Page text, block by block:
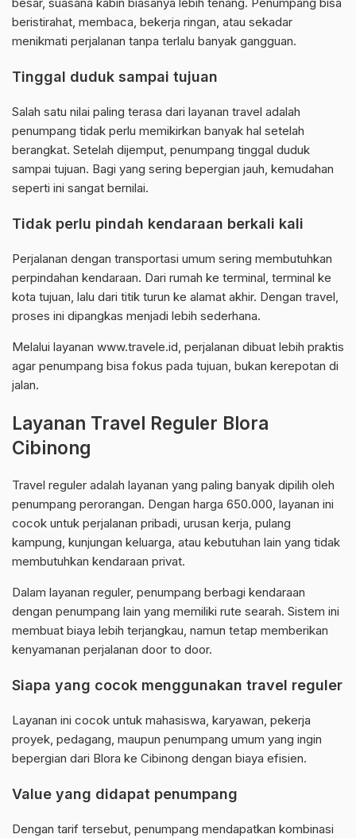
besar, suasana kabin biasanya lebih tenang. Penumpang bisa
beristirahat, membaca, bekerja ringan, atau sekadar
menikmati perjalanan tanpa terlalu banyak gangguan.
Tinggal duduk sampai tujuan
Salah satu nilai paling terasa dari layanan travel adalah
penumpang tidak perlu memikirkan banyak hal setelah
berangkat. Setelah dijemput, penumpang tinggal duduk
sampai tujuan. Bagi yang sering bepergian jauh, kemudahan
seperti ini sangat bernilai.
Tidak perlu pindah kendaraan berkali kali
Perjalanan dengan transportasi umum sering membutuhkan
perpindahan kendaraan. Dari rumah ke terminal, terminal ke
kota tujuan, lalu dari titik turun ke alamat akhir. Dengan travel,
proses ini dipangkas menjadi lebih sederhana.
Melalui layanan www.travele.id, perjalanan dibuat lebih praktis
agar penumpang bisa fokus pada tujuan, bukan kerepotan di
jalan.
Layanan Travel Reguler Blora
Cibinong
Travel reguler adalah layanan yang paling banyak dipilih oleh
penumpang perorangan. Dengan harga 650.000, layanan ini
cocok untuk perjalanan pribadi, urusan kerja, pulang
kampung, kunjungan keluarga, atau kebutuhan lain yang tidak
membutuhkan kendaraan privat.
Dalam layanan reguler, penumpang berbagi kendaraan
dengan penumpang lain yang memiliki rute searah. Sistem ini
membuat biaya lebih terjangkau, namun tetap memberikan
kenyamanan perjalanan door to door.
Siapa yang cocok menggunakan travel reguler
Layanan ini cocok untuk mahasiswa, karyawan, pekerja
proyek, pedagang, maupun penumpang umum yang ingin
bepergian dari Blora ke Cibinong dengan biaya efisien.
Value yang didapat penumpang
Dengan tarif tersebut, penumpang mendapatkan kombinasi